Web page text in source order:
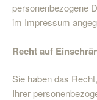
personenbezogene
im Impressum
Recht auf
Sie haben das
Ihrer